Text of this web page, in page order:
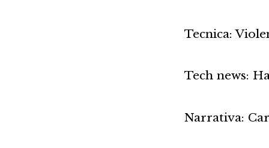
Tecnica:
Tech news:
Narrativa: